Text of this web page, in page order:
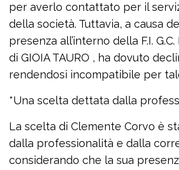
per averlo contattato per il
della società. Tuttavia, a causa
presenza all’interno della F.I. G.C.
di GIOIA TAURO , ha dovuto
rendendosi incompatibile per
*Una scelta dettata dalla
La scelta di Clemente Corvo è
dalla professionalità e dalla
considerando che la sua